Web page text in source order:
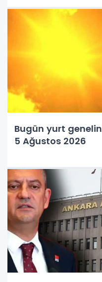
Bugün yurt
5 Ağustos 2026